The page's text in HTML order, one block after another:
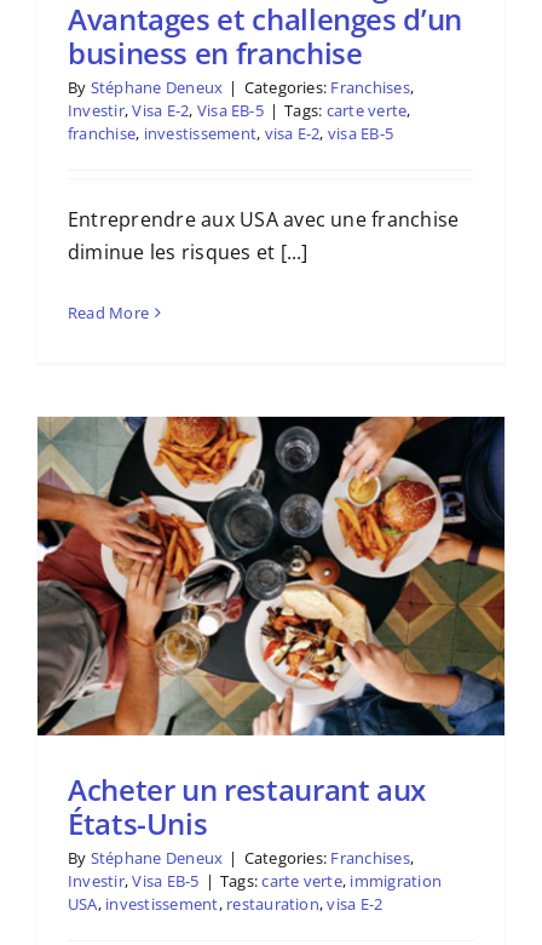
Avantages et challenges d’un
business en franchise
By Stéphane Deneux | Categories: Franchises,
Investir,Visa E-2, Visa EB-5 | Tags: carte verte,
franchise, investissement, visa E-2, visa EB-5
Entreprendre aux USA avec une franchise
diminue les risques et [...]
Read More
Acheter un restaurant aux
États-Unis
By Stéphane Deneux | Categories: Franchises,
Investir,Visa EB-5 | Tags:carte verte, immigration
USA, investissement, restauration,visa E-2